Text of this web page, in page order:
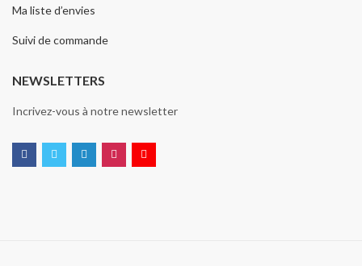
Ma liste d’envies
Suivi de commande
NEWSLETTERS
Incrivez-vous à notre newsletter